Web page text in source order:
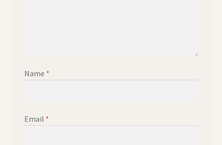
Name *
Email *